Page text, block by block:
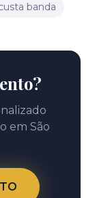
banda
em São